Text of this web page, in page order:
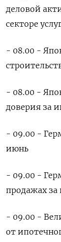
деловой
секторе
- 08.00 -
- 08.00 -
доверия за
- 09.00 -
июнь
- 09.00 -
продажах
- 09.00 -
от